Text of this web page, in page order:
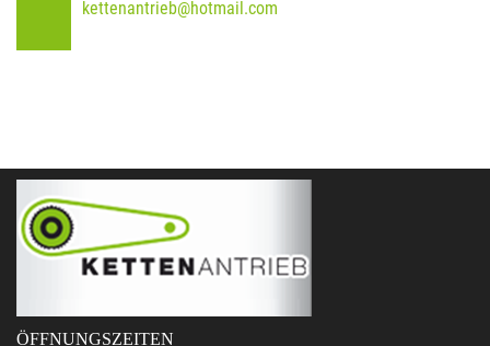
kettenantrieb@hotmail.com
ÖFFNUNGSZEITEN